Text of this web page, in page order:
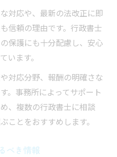
対応や、最新の法改正に即
信頼の理由です。行政書士
保護にも十分配慮し、安心
います。
対応分野、報酬の明確さな
。事務所によってサポート
、複数の行政書士に相談
ことをおすすめします。
べき情報